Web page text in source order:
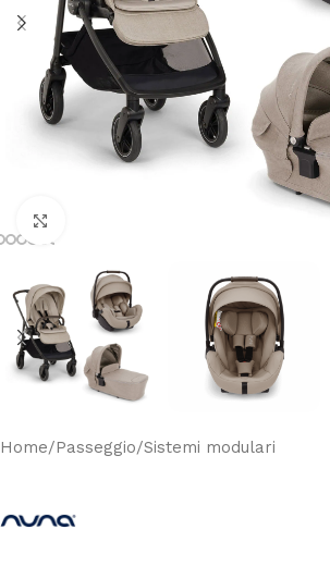
Home/Passeggio/Sistemi modulari